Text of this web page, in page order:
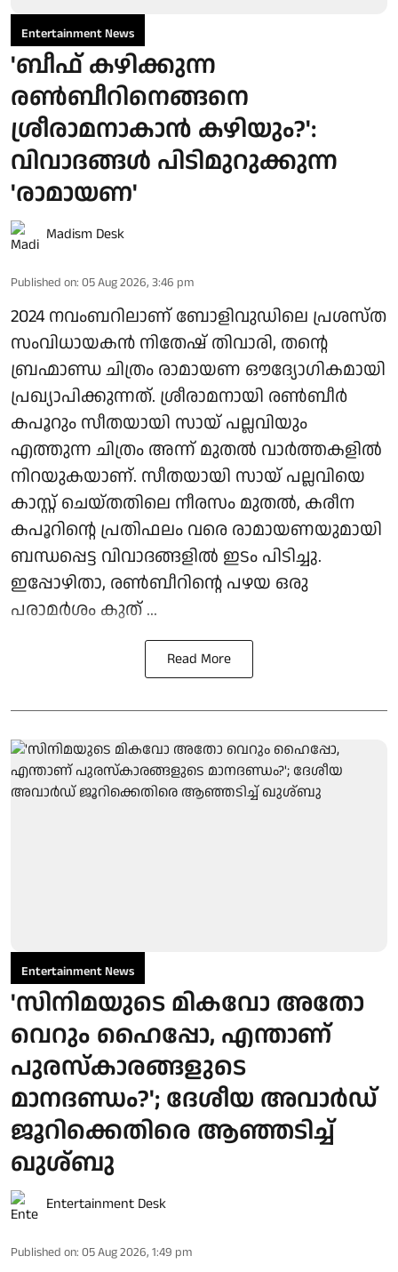
Entertainment News
'ബീഫ് കഴിക്കുന്ന
രൺബീറിനെങ്ങനെ
ശ്രീരാമനാകാൻ കഴിയും?':
വിവാദങ്ങൾ പിടിമുറുക്കുന്ന
'രാമായണ'
Madism Desk
Published on: 05 Aug 2026, 3:46 pm
2024 നവംബറിലാണ് ബോളിവുഡിലെ പ്രശസ്ത
സംവിധായകൻ നിതേഷ് തിവാരി, തന്റെ
ബ്രഹ്മാണ്ഡ ചിത്രം രാമായണ ഔദ്യോഗികമായി
പ്രഖ്യാപിക്കുന്നത്. ശ്രീരാമനായി രൺബീർ
കപൂറും സീതയായി സായ് പല്ലവിയും
എത്തുന്ന ചിത്രം അന്ന് മുതൽ വാർത്തകളിൽ
നിറയുകയാണ്. സീതയായി സായ് പല്ലവിയെ
കാസ്റ്റ് ചെയ്തതിലെ നീരസം മുതൽ, കരീന
കപൂറിന്റെ പ്രതിഫലം വരെ രാമായണയുമായി
ബന്ധപ്പെട്ട വിവാദങ്ങളിൽ ഇടം പിടിച്ചു.
ഇപ്പോഴിതാ, രൺബീറിന്റെ പഴയ ഒരു
പരാമർശം കുത് ...
Read More
Entertainment News
'സിനിമയുടെ മികവോ അതോ
വെറും ഹൈപ്പോ, എന്താണ്
പുരസ്‌കാരങ്ങളുടെ
മാനദണ്ഡം?'; ദേശീയ അവാർഡ്
ജൂറിക്കെതിരെ ആഞ്ഞടിച്ച്
ഖുശ്ബു
Entertainment Desk
Published on: 05 Aug 2026, 1:49 pm